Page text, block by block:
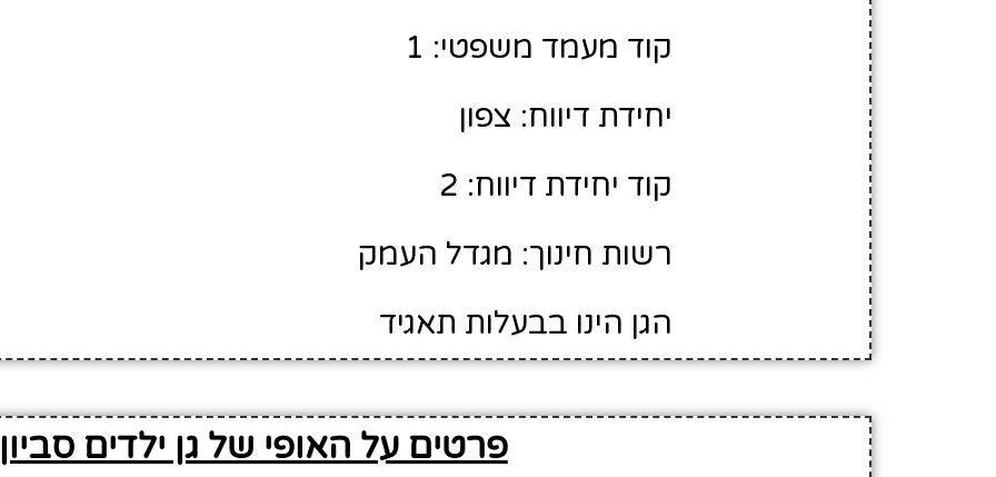
קוד מעמד משפטי: 1
יחידת דיווח: צפון
קוד יחידת דיווח: 2
רשות חינוך: מגדל העמק
הגן הינו בבעלות תאגיד
פרטים על האופי של גן ילדים